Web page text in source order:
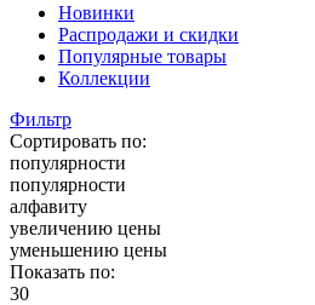
Новинки
Распродажи и скидки
Популярные товары
Коллекции
Фильтр
Сортировать по:
популярности
популярности
алфавиту
увеличению цены
уменьшению цены
Показать по:
30